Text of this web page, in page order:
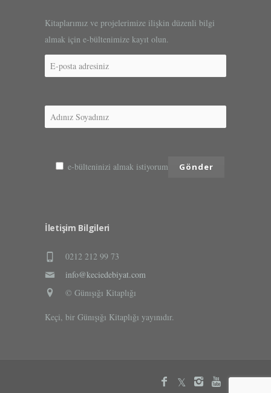
Kitaplarımız ve projelerimize ilişkin düzenli bilgi
almak için e-bültenimize kayıt olun.
e-bülteninizi almak istiyorum
İletişim Bilgileri
0212 212 99 73
info@keciedebiyat.com
© Günışığı Kitaplığı
Keçi, bir Günışığı Kitaplığı yayınıdır.